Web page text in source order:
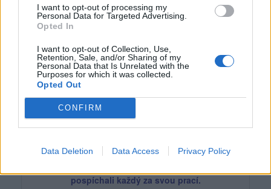
I want to opt-out of processing my
Personal Data for Targeted Advertising.
Opted In
I want to opt-out of Collection, Use,
Retention, Sale, and/or Sharing of my
Personal Data that Is Unrelated with the
Purposes for which it was collected.
Opted Out
CONFIRM
Data Deletion Data Access Privacy Policy
mraků, ty vítr někam zanese a ony
zase spadnou jako déšť a v zimě jako sníh. Říká
Mám o tom krásnou obrázkovou knížku, měli
byste si ji přečíst!"
Ti dva se konečně usmáli. "Ještěže tě
máme, Danuško," řekli oba zaráz, jakoby
to měli nacvičené, a dlouze se zahleděli do
panenčiných nádherných modrých očí,
Velikém lese. "
pospíchali každý za svou prací.